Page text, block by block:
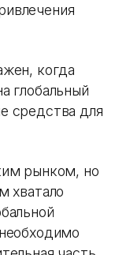
когда
глобальный
средства для
рынком, но
хватало